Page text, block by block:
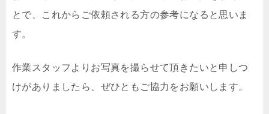
とで、これからご依頼される方の参考になると思いま
す。
作業スタッフよりお写真を撮らせて頂きたいと申しつ
けがありましたら、ぜひともご協力をお願いします。